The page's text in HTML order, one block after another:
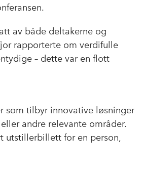
av både deltakerne og
rapporterte om verdifulle
– dette var en flott
som tilbyr innovative løsninger
andre relevante områder.
utstillerbillett for en person,